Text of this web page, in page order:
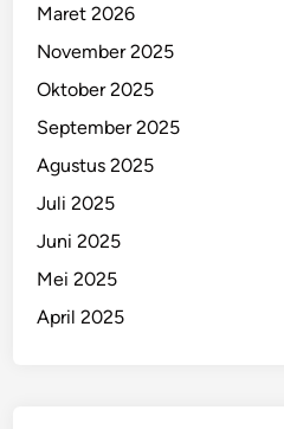
Maret 2026
November 2025
Oktober 2025
September 2025
Agustus 2025
Juli 2025
Juni 2025
Mei 2025
April 2025